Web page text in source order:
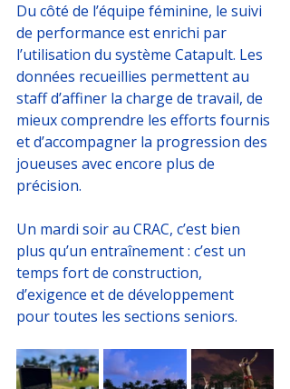
Du côté de l’équipe féminine, le suivi
de performance est enrichi par
l’utilisation du système Catapult. Les
données recueillies permettent au
staff d’affiner la charge de travail, de
mieux comprendre les efforts fournis
et d’accompagner la progression des
joueuses avec encore plus de
précision.
Un mardi soir au CRAC, c’est bien
plus qu’un entraînement : c’est un
temps fort de construction,
d’exigence et de développement
pour toutes les sections seniors.